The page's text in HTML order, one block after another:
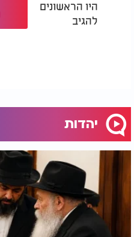
היו הראשונים
להגיב
יהדות